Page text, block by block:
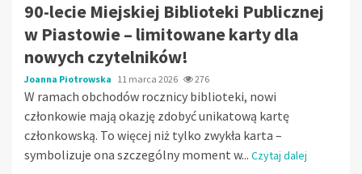
90-lecie Miejskiej Biblioteki Publicznej
w Piastowie – limitowane karty dla
nowych czytelników!
Joanna Piotrowska 11 marca 2026 276
W ramach obchodów rocznicy biblioteki, nowi
członkowie mają okazję zdobyć unikatową kartę
członkowską. To więcej niż tylko zwykła karta –
symbolizuje ona szczególny moment w... Czytaj dalej